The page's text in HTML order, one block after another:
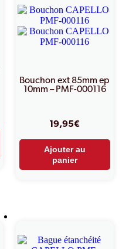
Bouchon ext 85mm ep
10mm – PMF-000116
19,95€
Ajouter au
panier